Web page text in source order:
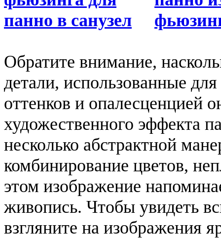
Обратите внимание,
детали, использованные
оттенков и опалесценцией
художественного эффекта
несколько абстрактной
комбинирование цветов,
этом изображение
живопись. Чтобы увидеть
взгляните на изображения